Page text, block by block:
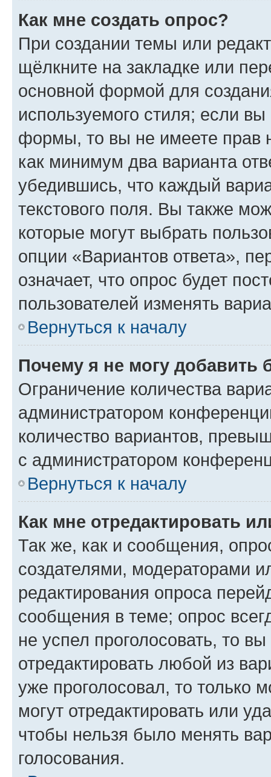
Как мне создать опрос?
При создании темы или
щёлкните на закладке или
основной формой для
используемого стиля; если
формы, то вы не имеете прав
как минимум два варианта
убедившись, что каждый
текстового поля. Вы также
которые могут выбрать
опции «Вариантов ответа»,
означает, что опрос будет
пользователей изменять
Вернуться к началу
Почему я не могу добавить
Ограничение количества
администратором
количество вариантов,
с администратором
Вернуться к началу
Как мне отредактировать
Так же, как и сообщения,
создателями, модераторами
редактирования опроса
сообщения в теме; опрос
не успел проголосовать, то
отредактировать любой из
уже проголосовал, то только
могут отредактировать или
чтобы нельзя было менять
голосования.